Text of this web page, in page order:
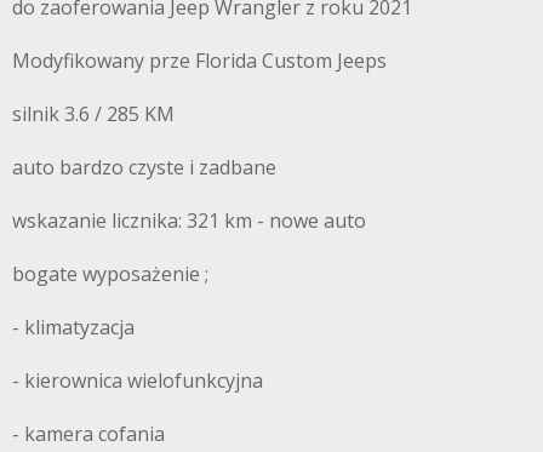
do zaoferowania Jeep Wrangler z roku 2021
Modyfikowany prze Florida Custom Jeeps
silnik 3.6 / 285 KM
auto bardzo czyste i zadbane
wskazanie licznika: 321 km - nowe auto
bogate wyposażenie ;
- klimatyzacja
- kierownica wielofunkcyjna
- kamera cofania